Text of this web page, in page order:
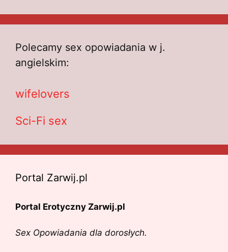
Polecamy sex opowiadania w j.
angielskim:
wifelovers
Sci-Fi sex
Portal Zarwij.pl
Portal Erotyczny Zarwij.pl
Sex Opowiadania dla dorosłych.